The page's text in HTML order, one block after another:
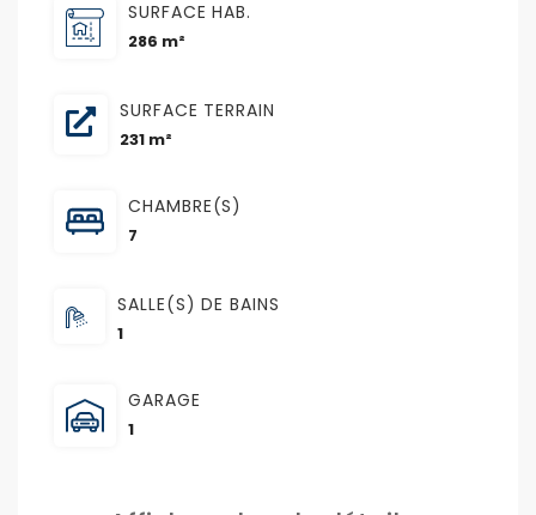
SURFACE HAB.
286 m²
SURFACE TERRAIN
231 m²
CHAMBRE(S)
7
SALLE(S) DE BAINS
1
GARAGE
1